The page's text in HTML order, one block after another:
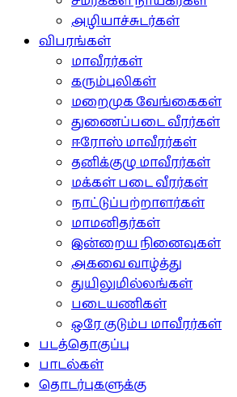
அழியாச்சுடர்கள்
விபரங்கள்
மாவீரர்கள்
கரும்புலிகள்
மறைமுக வேங்கைகள்
துணைப்படை வீரர்கள்
ஈரோஸ் மாவீரர்கள்
தனிக்குழு மாவீரர்கள்
மக்கள் படை வீரர்கள்
நாட்டுப்பற்றாளர்கள்
மாமனிதர்கள்
இன்றைய நினைவுகள்
அகவை வாழ்த்து
துயிலுமில்லங்கள்
படையணிகள்
ஒரே குடும்ப மாவீரர்கள்
படத்தொகுப்பு
பாடல்கள்
தொடர்புகளுக்கு